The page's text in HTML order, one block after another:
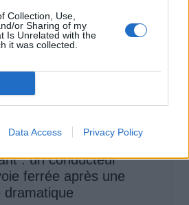
Collection, Use,
or Sharing of my
Is Unrelated with the
it was collected.
Data Access Privacy Policy
: un conducteur
ferrée après une
dramatique